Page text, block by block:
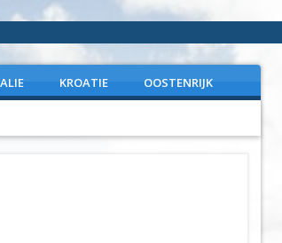
KROATIE OOSTENRIJK